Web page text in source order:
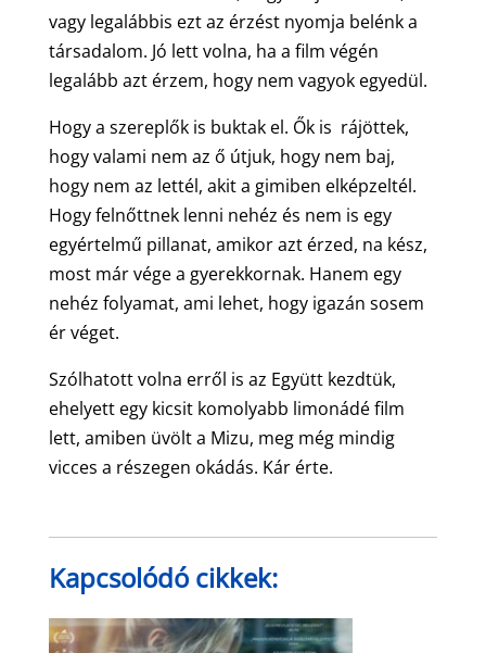
vagy legalábbis ezt az érzést nyomja belénk a
társadalom. Jó lett volna, ha a film végén
legalább azt érzem, hogy nem vagyok egyedül.
Hogy a szereplők is buktak el. Ők is rájöttek,
hogy valami nem az ő útjuk, hogy nem baj,
hogy nem az lettél, akit a gimiben elképzeltél.
Hogy felnőttnek lenni nehéz és nem is egy
egyértelmű pillanat, amikor azt érzed, na kész,
most már vége a gyerekkornak. Hanem egy
nehéz folyamat, ami lehet, hogy igazán sosem
ér véget.
Szólhatott volna erről is az Együtt kezdtük,
ehelyett egy kicsit komolyabb limonádé film
lett, amiben üvölt a Mizu, meg még mindig
vicces a részegen okádás. Kár érte.
Kapcsolódó cikkek: